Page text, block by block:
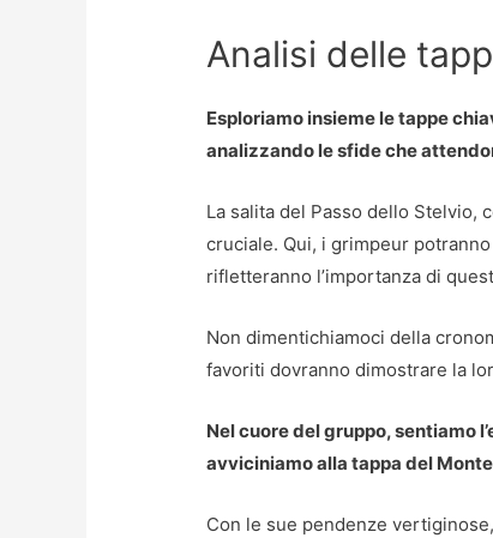
Analisi delle
Esploriamo insieme le tappe
analizzando le sfide che
La salita del Passo dello Stelvio,
cruciale. Qui, i grimpeur
rifletteranno l’importanza di
Non dimentichiamoci della
favoriti dovranno dimostrare la
Nel cuore del gruppo, sentiamo
avviciniamo alla tappa del
Con le sue pendenze